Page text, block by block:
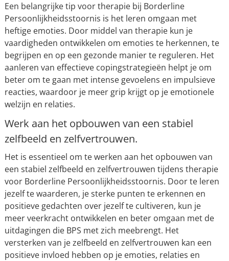
Een belangrijke tip voor therapie bij Borderline
Persoonlijkheidsstoornis is het leren omgaan met
heftige emoties. Door middel van therapie kun je
vaardigheden ontwikkelen om emoties te herkennen, te
begrijpen en op een gezonde manier te reguleren. Het
aanleren van effectieve copingstrategieën helpt je om
beter om te gaan met intense gevoelens en impulsieve
reacties, waardoor je meer grip krijgt op je emotionele
welzijn en relaties.
Werk aan het opbouwen van een stabiel
zelfbeeld en zelfvertrouwen.
Het is essentieel om te werken aan het opbouwen van
een stabiel zelfbeeld en zelfvertrouwen tijdens therapie
voor Borderline Persoonlijkheidsstoornis. Door te leren
jezelf te waarderen, je sterke punten te erkennen en
positieve gedachten over jezelf te cultiveren, kun je
meer veerkracht ontwikkelen en beter omgaan met de
uitdagingen die BPS met zich meebrengt. Het
versterken van je zelfbeeld en zelfvertrouwen kan een
positieve invloed hebben op je emoties, relaties en